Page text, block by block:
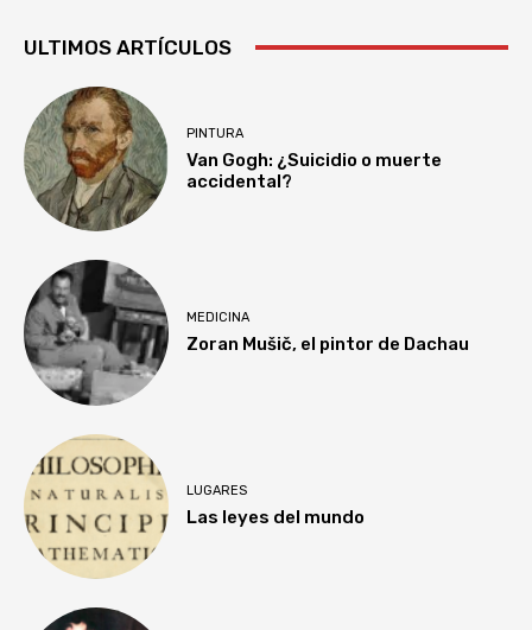
ULTIMOS ARTÍCULOS
PINTURA
Van Gogh: ¿Suicidio o muerte
accidental?
MEDICINA
Zoran Mušič, el pintor de Dachau
LUGARES
Las leyes del mundo